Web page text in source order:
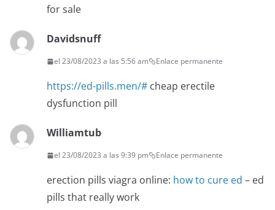
for sale
Davidsnuff
el 23/08/2023 a las 5:56 am Enlace permanente
https://ed-pills.men/# cheap erectile
dysfunction pill
Williamtub
el 23/08/2023 a las 9:39 pm Enlace permanente
erection pills viagra online: how to cure ed – ed
pills that really work